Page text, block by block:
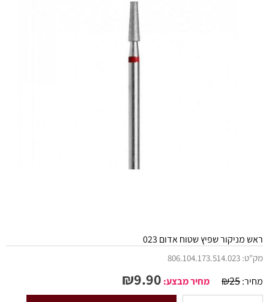
ראש מניקור שפיץ שטוח אדום 023
מק"ט: 806.104.173.514.023
מחיר: ₪25 מחיר מבצע: ₪9.90